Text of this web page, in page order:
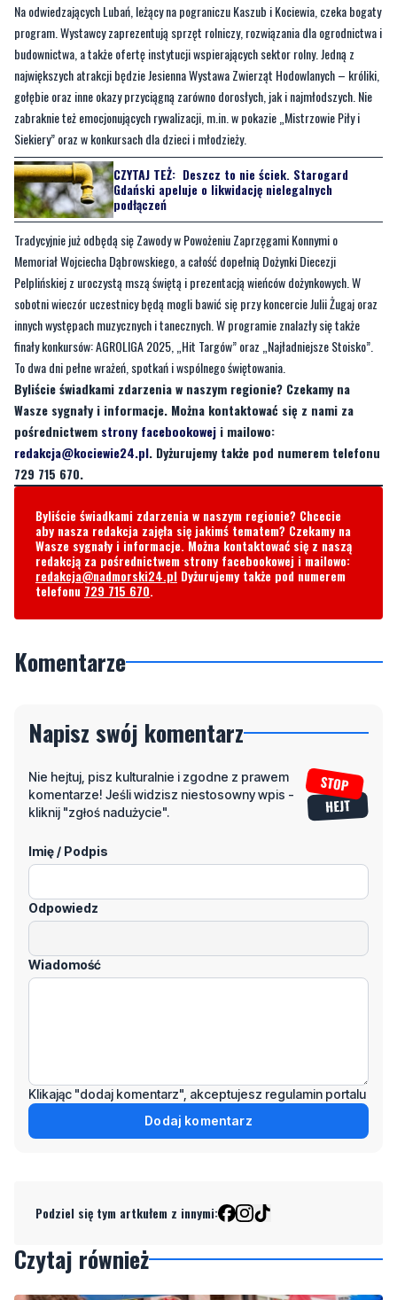
Na odwiedzających Lubań, leżący na pograniczu Kaszub i Kociewia, czeka bogaty
program. Wystawcy zaprezentują sprzęt rolniczy, rozwiązania dla ogrodnictwa i
budownictwa, a także ofertę instytucji wspierających sektor rolny. Jedną z
największych atrakcji będzie Jesienna Wystawa Zwierząt Hodowlanych – króliki,
gołębie oraz inne okazy przyciągną zarówno dorosłych, jak i najmłodszych. Nie
zabraknie też emocjonujących rywalizacji, m.in. w pokazie „Mistrzowie Piły i
Siekiery” oraz w konkursach dla dzieci i młodzieży.
CZYTAJ TEŻ: Deszcz to nie ściek. Starogard
Gdański apeluje o likwidację nielegalnych
podłączeń
Tradycyjnie już odbędą się Zawody w Powożeniu Zaprzęgami Konnymi o
Memoriał Wojciecha Dąbrowskiego, a całość dopełnią Dożynki Diecezji
Pelplińskiej z uroczystą mszą świętą i prezentacją wieńców dożynkowych. W
sobotni wieczór uczestnicy będą mogli bawić się przy koncercie Julii Żugaj oraz
innych występach muzycznych i tanecznych. W programie znalazły się także
finały konkursów: AGROLIGA 2025, „Hit Targów” oraz „Najładniejsze Stoisko”.
To dwa dni pełne wrażeń, spotkań i wspólnego świętowania.
Byliście świadkami zdarzenia w naszym regionie? Czekamy na
Wasze sygnały i informacje. Można kontaktować się z nami za
pośrednictwem strony facebookowej i mailowo:
redakcja@kociewie24.pl. Dyżurujemy także pod numerem telefonu
729 715 670.
Byliście świadkami zdarzenia w naszym regionie? Chcecie
aby nasza redakcja zajęła się jakimś tematem? Czekamy na
Wasze sygnały i informacje. Można kontaktować się z naszą
redakcją za pośrednictwem strony facebookowej i mailowo:
redakcja@nadmorski24.pl Dyżurujemy także pod numerem
telefonu 729 715 670.
Komentarze
Napisz swój komentarz
Nie hejtuj, pisz kulturalnie i zgodne z prawem
komentarze! Jeśli widzisz niestosowny wpis -
kliknij "zgłoś nadużycie".
Imię / Podpis
Odpowiedz
Wiadomość
Klikając "dodaj komentarz", akceptujesz regulamin portalu
Dodaj komentarz
Podziel się tym artkułem z innymi:
Czytaj również